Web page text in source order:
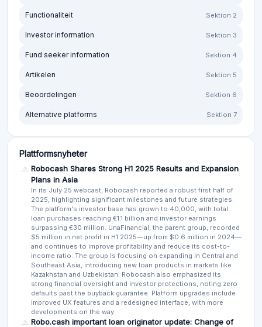
Functionaliteit Sektion 2
Investor information Sektion 3
Fund seeker information Sektion 4
Artikelen Sektion 5
Beoordelingen Sektion 6
Alternative platforms Sektion 7
Plattformsnyheter
Robocash Shares Strong H1 2025 Results and Expansion
Plans in Asia
In its July 25 webcast, Robocash reported a robust first half of
2025, highlighting significant milestones and future strategies.
The platform's investor base has grown to 40,000, with total
loan purchases reaching €1.1 billion and investor earnings
surpassing €30 million. UnaFinancial, the parent group, recorded
$5 million in net profit in H1 2025—up from $0.6 million in 2024—
and continues to improve profitability and reduce its cost-to-
income ratio. The group is focusing on expanding in Central and
Southeast Asia, introducing new loan products in markets like
Kazakhstan and Uzbekistan. Robocash also emphasized its
strong financial oversight and investor protections, noting zero
defaults past the buyback guarantee. Platform upgrades include
improved UX features and a redesigned interface, with more
developments on the way.
Robo.cash important loan originator update: Change of